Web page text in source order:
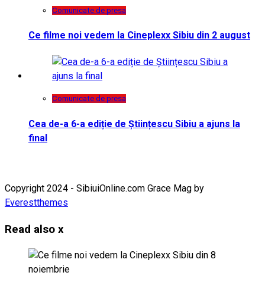
Comunicate de presa
Ce filme noi vedem la Cineplexx Sibiu din 2 august
Comunicate de presa
Cea de-a 6-a ediție de Științescu Sibiu a ajuns la
final
Copyright 2024 - SibiuiOnline.com Grace Mag by
Everestthemes
Read also x